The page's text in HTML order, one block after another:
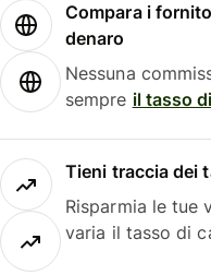
Compara i
denaro
Nessuna
sempre il tasso
Tieni traccia dei
Risparmia le tue
varia il tasso di